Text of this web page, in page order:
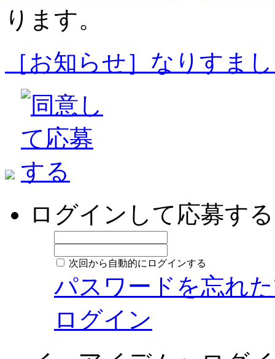
ります。
［お知らせ］なりすま
ログインして応募する
次回から自動的にログインする
パスワードを忘れ
ログイン